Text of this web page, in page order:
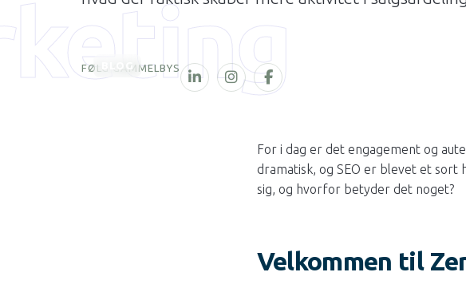
BLOG
FØLG GAMMELBYS
For i dag er det engagement og
dramatisk, og SEO er blevet et
sig, og hvorfor betyder det noget?
Velkommen til